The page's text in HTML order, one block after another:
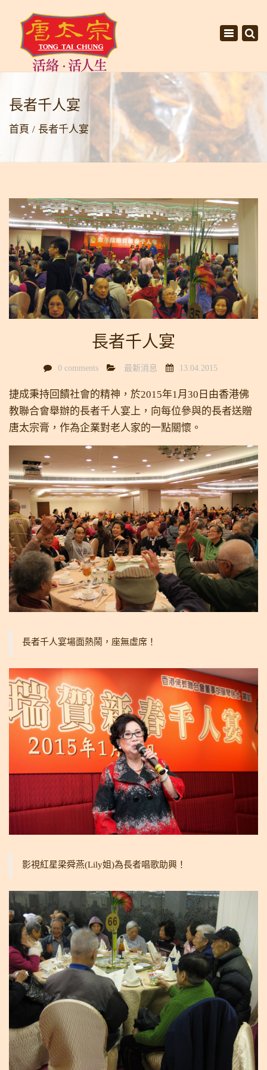
Toggle
長者千人宴
首頁 長者千人宴
長者千人宴
0 comments 最新消息 13.04.2015
捷成秉持回饋社會的精神，於2015年1月30日由香港佛
教聯合會舉辦的長者千人宴上，向每位參與的長者送贈
唐太宗膏，作為企業對老人家的一點關懷。
長者千人宴場面熱鬧，座無虛席！
影視紅星梁舜燕(Lily姐)為長者唱歌助興！